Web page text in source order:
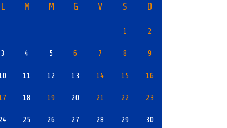
L M M G V S D
1 2
3 4 5 6 7 8 9
11 12 13 14 15 16
18 19 20 21 22 23
25 26 27 28 29 30